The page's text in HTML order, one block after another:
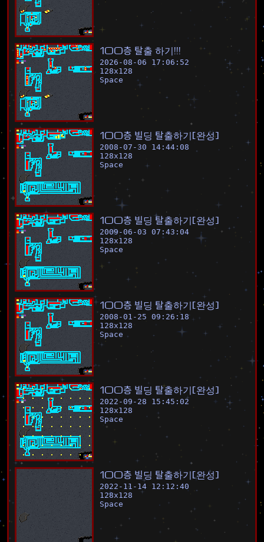
100층 탈출 하기!!!
2026-08-06 17:06:52
128x128
Space
100층 빌딩 탈출하기[완성]
2008-07-30 14:44:08
128x128
Space
100층 빌딩 탈출하기[완성]
2009-06-03 07:43:04
128x128
Space
100층 빌딩 탈출하기[완성]
2008-01-25 09:26:18
128x128
Space
100층 빌딩 탈출하기[완성]
2022-09-28 15:45:02
128x128
Space
100층 빌딩 탈출하기[완성]
2022-11-14 12:12:40
128x128
Space